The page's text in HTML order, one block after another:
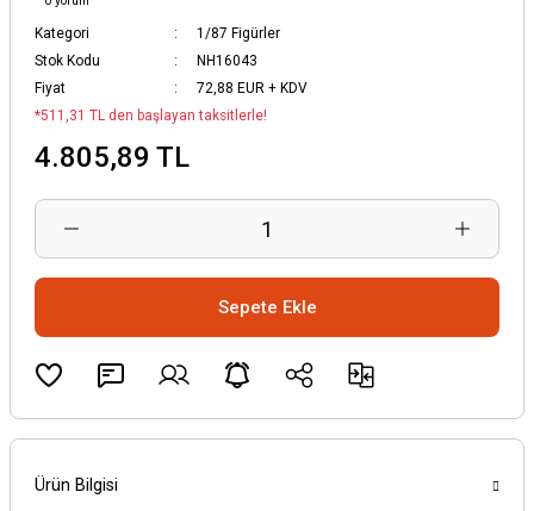
Kategori
1/87 Figürler
Stok Kodu
NH16043
Fiyat
72,88 EUR + KDV
*511,31 TL den başlayan taksitlerle!
4.805,89 TL
Sepete Ekle
Ürün Bilgisi